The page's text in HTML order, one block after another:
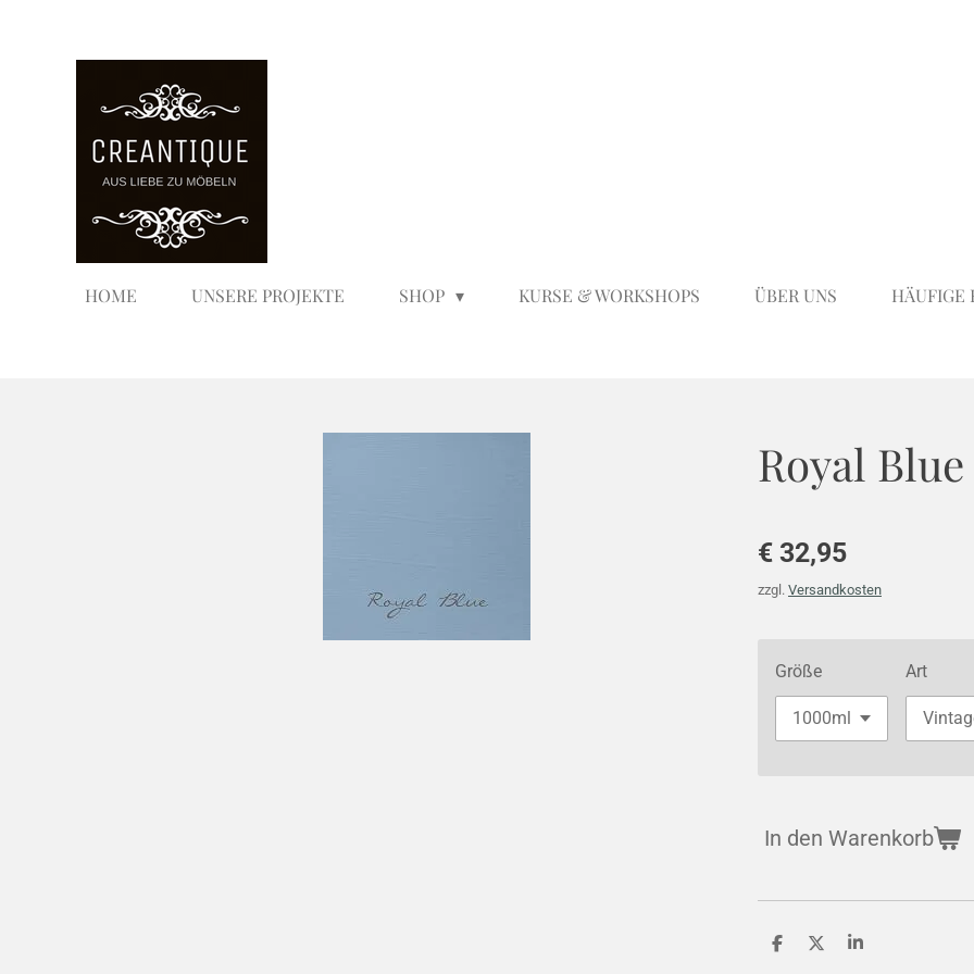
HOME UNSERE PROJEKTE SHOP KURSE & WORKSHOPS ÜBER UNS HÄUFIGE
Royal Blue
€ 32,95
zzgl. Versandkosten
Größe Art
In den Warenkorb
T
T
T